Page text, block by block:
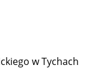
w Tychach